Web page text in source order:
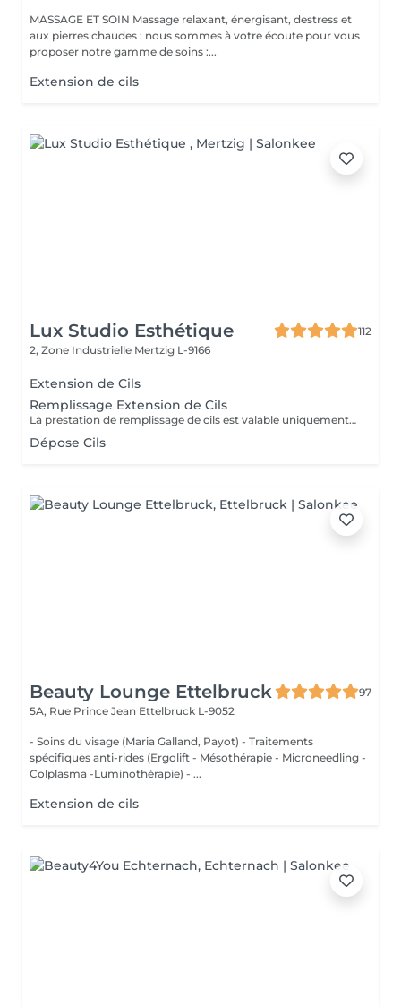
MASSAGE ET SOIN Massage relaxant, énergisant, destress et
aux pierres chaudes : nous sommes à votre écoute pour vous
proposer notre gamme de soins :...
Extension de cils
Lux Studio Esthétique
112
2, Zone Industrielle Mertzig L-9166
Extension de Cils
Remplissage Extension de Cils
La prestation de remplissage de cils est valable uniquement pour les clients ayant réalisé leur première pose chez LuxStudio. Si vous avez fait votre première pose dans un autre salon, vous devrez réserver une pose complète de cils afin de bénéficier de notre garantie, même pour les cils que vous avez déjà.
Dépose Cils
Beauty Lounge Ettelbruck
97
5A, Rue Prince Jean Ettelbruck L-9052
- Soins du visage (Maria Galland, Payot) - Traitements
spécifiques anti-rides (Ergolift - Mésothérapie - Microneedling -
Colplasma -Luminothérapie) - ...
Extension de cils